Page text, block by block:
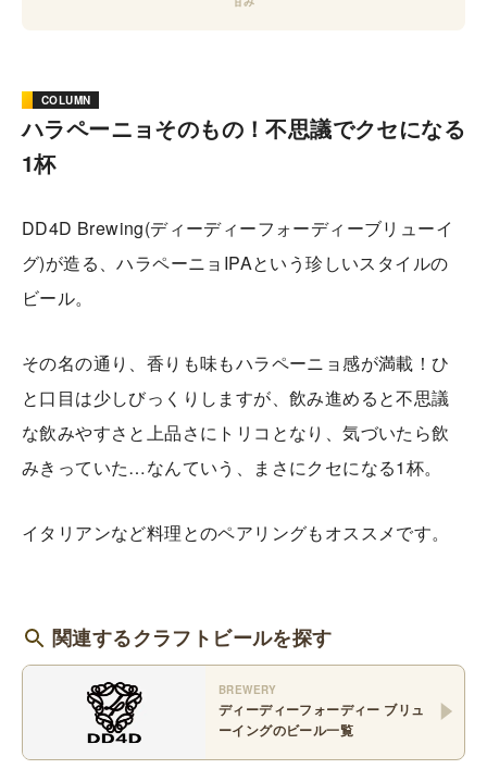
COLUMN
ハラペーニョそのもの！不思議でクセになる
1杯
DD4D Brewing(ディーディーフォーディーブリューイ
グ)が造る、ハラペーニョIPAという珍しいスタイルの
ビール。
その名の通り、香りも味もハラペーニョ感が満載！ひ
と口目は少しびっくりしますが、飲み進めると不思議
な飲みやすさと上品さにトリコとなり、気づいたら飲
みきっていた…なんていう、まさにクセになる1杯。
イタリアンなど料理とのペアリングもオススメです。
関連するクラフトビールを探す
BREWERY
ディーディーフォーディー ブリュ
ーイングのビール一覧